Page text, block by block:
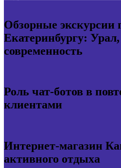
Обзорные экскурсии
Екатеринбургу:
современность
Роль чат-ботов в
клиентами
Интернет-магазин
активного отдыха